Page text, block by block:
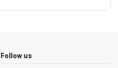
Follow us